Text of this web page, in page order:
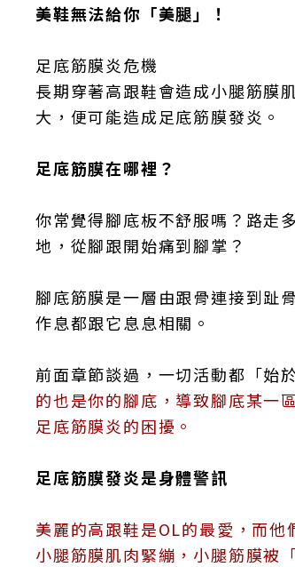
美鞋無法給你「美腿」！
足底筋膜炎危機
長期穿著高跟鞋會造成小腿筋膜
大，便可能造成足底筋膜發炎。
足底筋膜在哪裡？
你常覺得腳底板不舒服嗎？路走
地，從腳跟開始痛到腳掌？
腳底筋膜是一層由跟骨連接到趾
作息都跟它息息相關。
前面章節談過，一切活動都「始
的也是你的腳底，導致腳底某一
足底筋膜炎的困擾。
足底筋膜發炎是身體警訊
美麗的高跟鞋是OL的最愛，而
小腿筋膜肌肉緊繃，小腿筋膜被